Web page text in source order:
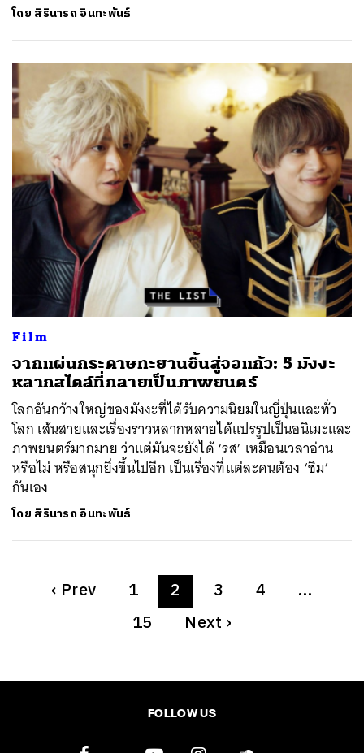
โดย สิรินารถ อินทะพันธ์
Film
จากแผ่นกระดาษทะยานขึ้นสู่จอแก้ว: 5 มังงะ
หลากสไตล์ที่กลายเป็นภาพยนตร์
โลกอันกว้างใหญ่ของมังงะที่ได้รับความนิยมในญี่ปุ่นและทั่ว
โลก เส้นสายและเรื่องราวหลากหลายได้แปรรูปเป็นอนิเมะและ
ภาพยนตร์มากมาย ว่าแต่มันจะยังได้ ‘รส’ เหมือนเวลาอ่าน
หรือไม่ หรือสนุกยิ่งขึ้นไปอีก เป็นเรื่องที่แต่ละคนต้อง ‘ชิม’
กันเอง
โดย สิรินารถ อินทะพันธ์
‹ Prev 1 2 3 4
…
15
Next ›
FOLLOW US